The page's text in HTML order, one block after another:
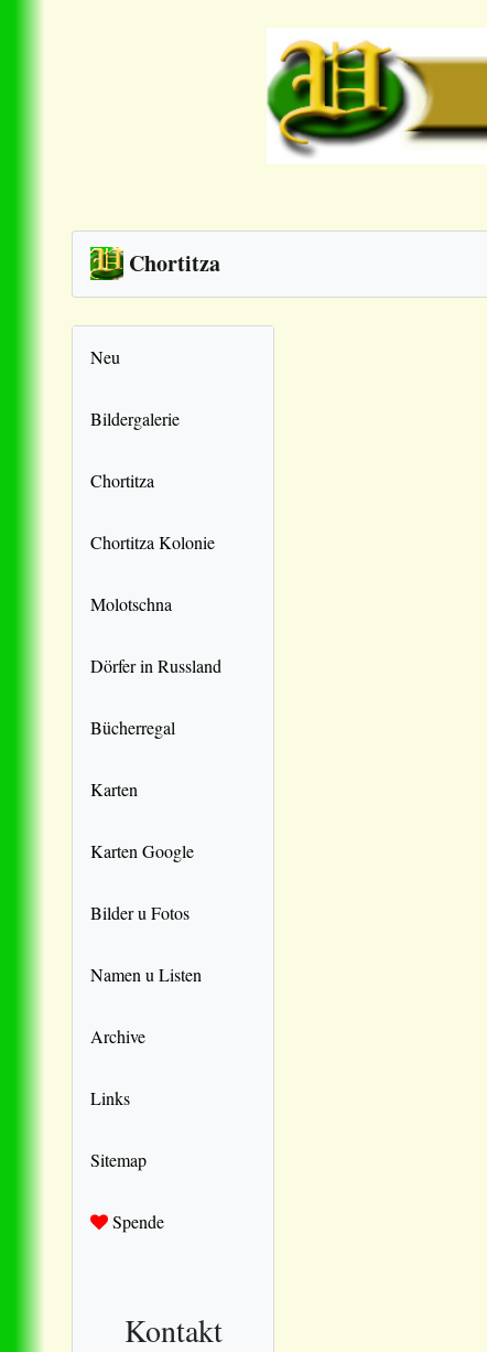
Chortitza
Neu
Bildergalerie
Chortitza
Chortitza Kolonie
Molotschna
Dörfer in Russland
Bücherregal
Karten
Karten Google
Bilder u Fotos
Namen u Listen
Archive
Links
Sitemap
Spende
Kontakt